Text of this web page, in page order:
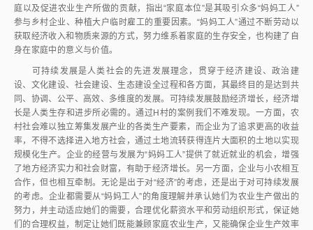
庭以及促进农业生产所做的贡献，指出“家庭本位”是其吸引众多“妈妈工人”
参与乡村企业、种植大户临时雇工的重要因素。“妈妈工人”通过不断劳动以
获取经济收入和物质来源的方式，努力维系着家庭的生存安全，也构建了自
身在家庭中的意义与价值。
可持续发展是人类社会的先进发展理念，贯穿于经济建设、政治建
设、文化建设、社会建设、生态建设全过程和各方面，其最终目的是达到共
同、协调、公平、高效、多维度的发展。可持续发展鼓励经济增长，经济增
长是人类生存和进步所必需的。通过H村的案例我们不难发现。一方面，农
村社会难以独立筹集发展产业的各类生产要素，而企业为了追求更高的收益
率，不得不选择进入地方社会，通过土地流转获得连片大面积的土地以实现
规模化生产。企业的经营与发展为“妈妈工人”提供了就近就业的机会，增强
了地方经济实力和社会财富，有助于经济增长。另一方面，企业与小农相互
合作，但也相互牵制。无论是出于对“经济”的考虑，还是出于对可持续发展
的考虑。企业都需要从“妈妈工人”的角度理解并承认她们为农业生产做出的
努力，并主动适应她们的需要，合理优化薪资水平和劳动组织形式，保证她
们的合理权益，制定让她们既能兼顾家庭农业生产，又能确保企业生产效率